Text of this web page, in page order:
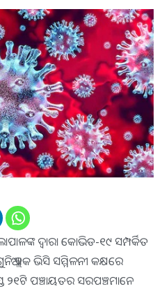
ଦ୍ୱାରା କୋଭିଡ-୧୯ ସମ୍ପର୍କିତ
ବ୍ଲକ ଭିସି ସମ୍ମିଳନୀ କକ୍ଷରେ
୨୧ଟି ପଞ୍ଚାୟତର ସରପଞ୍ଚମାନେ